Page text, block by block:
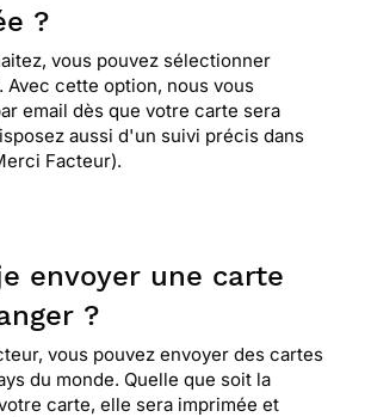
?
vous pouvez sélectionner
cette option, nous vous
email dès que votre carte sera
aussi d'un suivi précis dans
Facteur).
envoyer une carte
?
vous pouvez envoyer des cartes
du monde. Quelle que soit la
carte, elle sera imprimée et